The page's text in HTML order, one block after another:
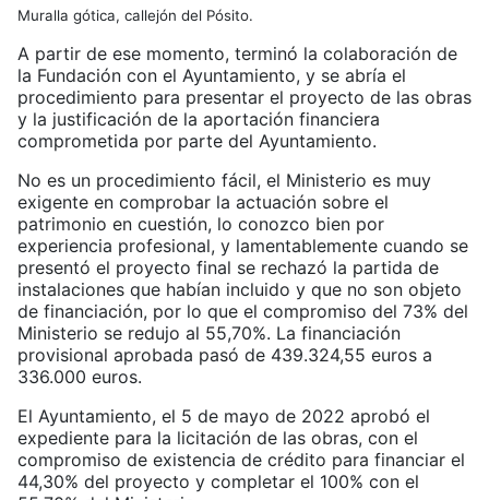
Muralla gótica, callejón del Pósito.
A partir de ese momento, terminó la colaboración de
la Fundación con el Ayuntamiento, y se abría el
procedimiento para presentar el proyecto de las obras
y la justificación de la aportación financiera
comprometida por parte del Ayuntamiento.
No es un procedimiento fácil, el Ministerio es muy
exigente en comprobar la actuación sobre el
patrimonio en cuestión, lo conozco bien por
experiencia profesional, y lamentablemente cuando se
presentó el proyecto final se rechazó la partida de
instalaciones que habían incluido y que no son objeto
de financiación, por lo que el compromiso del 73% del
Ministerio se redujo al 55,70%. La financiación
provisional aprobada pasó de 439.324,55 euros a
336.000 euros.
El Ayuntamiento, el 5 de mayo de 2022 aprobó el
expediente para la licitación de las obras, con el
compromiso de existencia de crédito para financiar el
44,30% del proyecto y completar el 100% con el